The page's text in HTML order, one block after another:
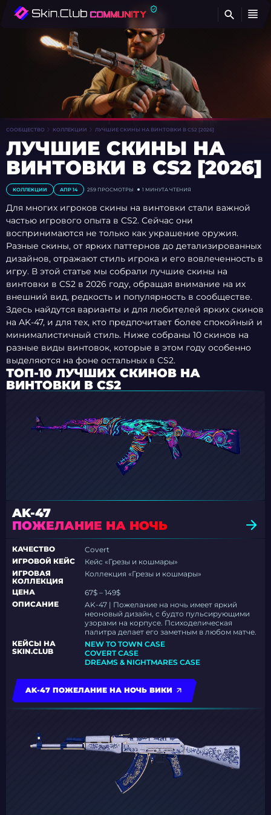
СООБЩЕСТВО КОЛЛЕКЦИИ ЛУЧШИЕ СКИНЫ НА ВИНТОВКИ В CS2 [2026]
ЛУЧШИЕ СКИНЫ НА
ВИНТОВКИ В CS2 [2026]
КОЛЛЕКЦИИ АПР 14 259 ПРОСМОТРЫ 1 МИНУТА ЧТЕНИЯ
Для многих игроков скины на винтовки стали важной
частью игрового опыта в CS2. Сейчас они
воспринимаются не только как украшение оружия.
Разные скины, от ярких паттернов до детализированных
дизайнов, отражают стиль игрока и его вовлеченность в
игру. В этой статье мы собрали лучшие скины на
винтовки в CS2 в 2026 году, обращая внимание на их
внешний вид, редкость и популярность в сообществе.
Здесь найдутся варианты и для любителей ярких скинов
на AK-47, и для тех, кто предпочитает более спокойный и
минималистичный стиль. Ниже собраны 10 скинов на
разные виды винтовок, которые в этом году особенно
выделяются на фоне остальных в CS2.
ТОП-10 ЛУЧШИХ СКИНОВ НА
ВИНТОВКИ В CS2
AK-47
ПОЖЕЛАНИЕ НА НОЧЬ
КАЧЕСТВО
Covert
ИГРОВОЙ КЕЙС
Кейс «Грезы и кошмары»
ИГРОВАЯ
КОЛЛЕКЦИЯ
Коллекция «Грезы и кошмары»
ЦЕНА
67$ – 149$
ОПИСАНИЕ
AK-47 | Пожелание на ночь имеет яркий
неоновый дизайн, с будто пульсирующими
узорами на корпусе. Психоделическая
палитра делает его заметным в любом матче.
КЕЙСЫ НА
SKIN.CLUB
NEW TO TOWN CASE
COVERT CASE
DREAMS & NIGHTMARES CASE
AK-47 ПОЖЕЛАНИЕ НА НОЧЬ ВИКИ